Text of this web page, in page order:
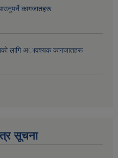
कागजातहरू
लागि अावश्यक कागजातहरू
सूचना